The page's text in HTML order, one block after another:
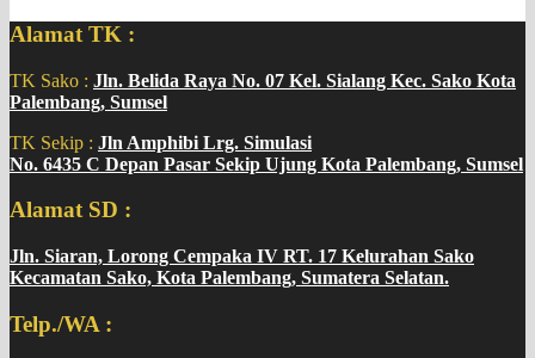
Alamat TK :
TK Sako : Jln. Belida Raya No. 07 Kel. Sialang Kec. Sako Kota
Palembang, Sumsel
TK Sekip : Jln Amphibi Lrg. Simulasi
No. 6435 C Depan Pasar Sekip Ujung Kota Palembang, Sumsel
Alamat SD :
Jln. Siaran, Lorong Cempaka IV RT. 17 Kelurahan Sako
Kecamatan Sako, Kota Palembang, Sumatera Selatan.
Telp./WA :